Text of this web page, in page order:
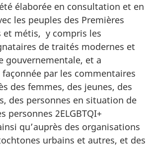
élaborée en consultation et en
les peuples des Premières
et métis, y compris les
de traités modernes et
gouvernementale, et a
par les commentaires
des femmes, des jeunes, des
des personnes en situation de
personnes 2ELGBTQI+
qu’auprès des organisations
urbains et autres, et des